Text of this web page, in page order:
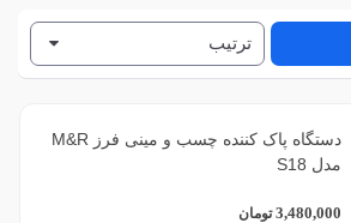
ترتیب
دستگاه پاک کننده چسب و مینی فرز M&R
مدل S18
3,480,000 تومان